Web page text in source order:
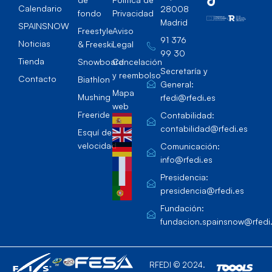
Calendario
SPAINSNOW
Noticias
Tienda
Contacto
fondo
Freestyle
& Freeski
Snowboard
Biathlon
Mushing
Freeride
Esquí de
velocidad
Privacidad
Aviso
Legal
Cancelación
y reembolso
Mapa
web
28008
Madrid
91 376
99 30
Secretaría y
General:
rfedi@rfedi.es
Contabilidad:
contabilidad@rfedi.es
Comunicación:
info@rfedi.es
Presidencia:
presidencia@rfedi.es
Fundación:
RFEDI © 2024.